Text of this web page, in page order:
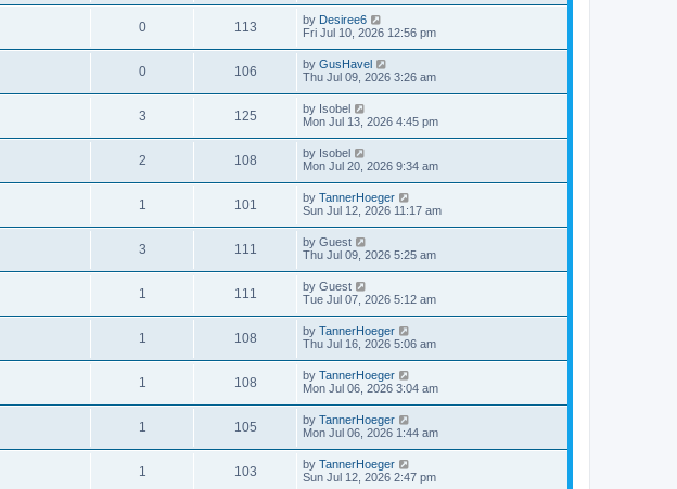
0 113 by Desiree6
Fri Jul 10, 2026 12:56 pm
0 106 by GusHavel
Thu Jul 09, 2026 3:26 am
3 125 by Isobel
Mon Jul 13, 2026 4:45 pm
2 108 by Isobel
Mon Jul 20, 2026 9:34 am
1 101 by TannerHoeger
Sun Jul 12, 2026 11:17 am
3 111 by Guest
Thu Jul 09, 2026 5:25 am
1 111 by Guest
Tue Jul 07, 2026 5:12 am
1 108 by TannerHoeger
Thu Jul 16, 2026 5:06 am
1 108 by TannerHoeger
Mon Jul 06, 2026 3:04 am
1 105 by TannerHoeger
Mon Jul 06, 2026 1:44 am
1 103 by TannerHoeger
Sun Jul 12, 2026 2:47 pm